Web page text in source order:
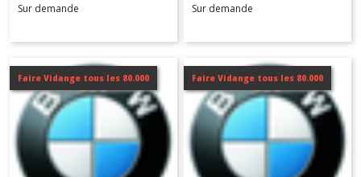
Sur demande Sur demande
Faire Vidange tous les 80.000 Faire Vidange tous les 80.000